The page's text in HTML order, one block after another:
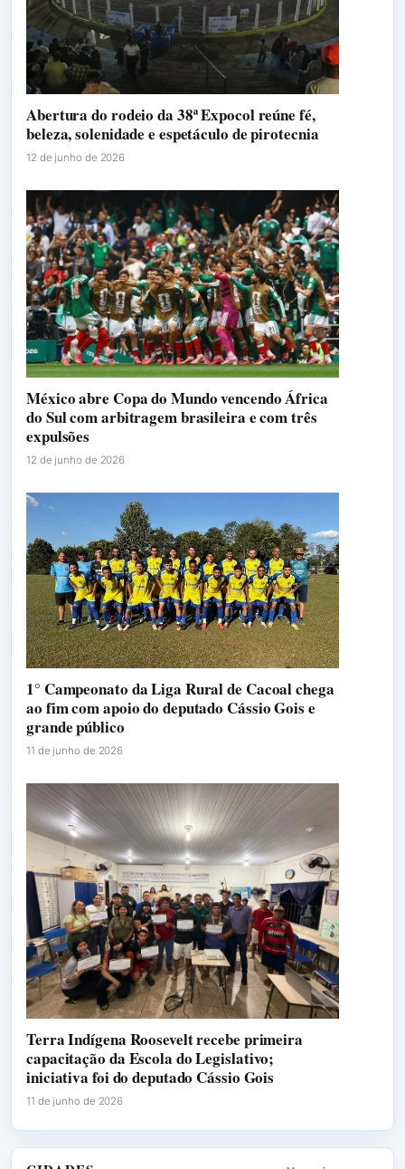
Abertura do rodeio da 38ª Expocol reúne fé,
beleza, solenidade e espetáculo de pirotecnia
12 de junho de 2026
México abre Copa do Mundo vencendo África
do Sul com arbitragem brasileira e com três
expulsões
12 de junho de 2026
1° Campeonato da Liga Rural de Cacoal chega
ao fim com apoio do deputado Cássio Gois e
grande público
11 de junho de 2026
Terra Indígena Roosevelt recebe primeira
capacitação da Escola do Legislativo;
iniciativa foi do deputado Cássio Gois
11 de junho de 2026